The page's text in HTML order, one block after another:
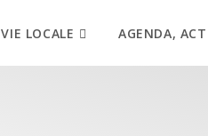
VIE LOCALE AGENDA,